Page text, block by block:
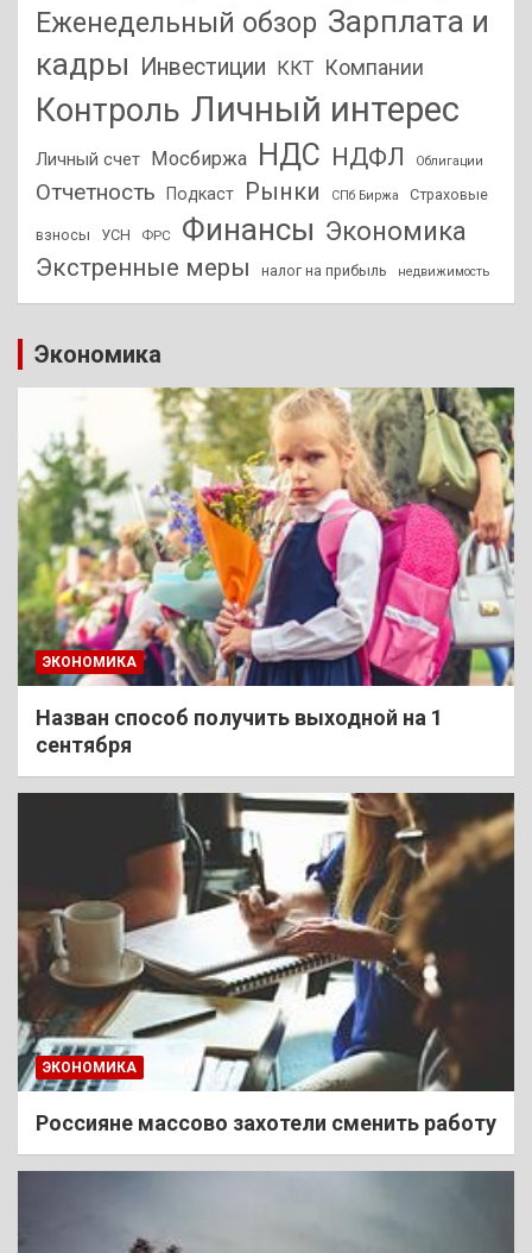
Еженедельный обзор Зарплата и
кадры
Инвестиции ККТ Компании
Контроль Личный интерес
Личный счет Мосбиржа НДС НДФЛ Облигации
Отчетность Подкаст Рынки СПб Биржа Страховые
взносы УСН ФРС Финансы Экономика
Экстренные меры налог на прибыль недвижимость
Экономика
ЭКОНОМИКА
Назван способ получить выходной на 1
сентября
ЭКОНОМИКА
Россияне массово захотели сменить работу